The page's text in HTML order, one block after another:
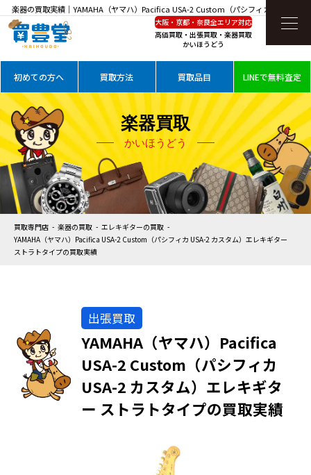
楽器の買取実績｜YAMAHA（ヤマハ）Pacifica USA-2 Custom（パシフィカ USA-2 カ
スタム）エレキギター ストラトタイプを高価買取大阪・京都・奈良全エリア対応
高価買取・出張買取・楽器買取
かいほうどう
初めての方へ 買取方法 買取品目 LINEで無料査定
楽器買取
かいほうどう
買取専門店 楽器の買取
エレキギターの買取
YAMAHA（ヤマハ）Pacifica USA-2 Custom（パシフィカ USA-2 カスタム）エレキギター
ストラトタイプの買取実績
出張買取
YAMAHA（ヤマハ）Pacifica
USA-2 Custom（パシフィカ
USA-2 カスタム）エレキギタ
ー ストラトタイプの買取実績